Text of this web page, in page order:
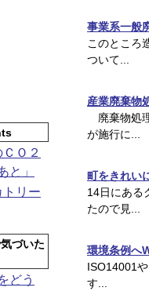
事業系一般
このところ
ついて...
産業廃棄物
廃棄物処
が施行に...
町をきれい
14日にある
たので見...
環境条例へ
ISO14001
す...
Ｏ２
と」
リー
づいた
どう